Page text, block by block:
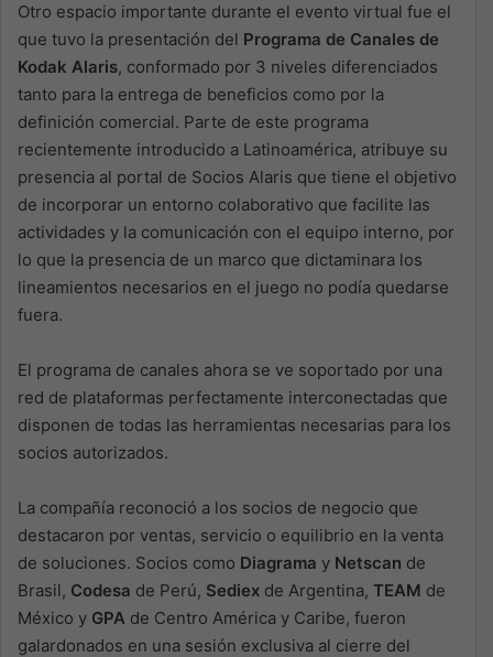
Otro espacio importante durante el evento virtual fue el
que tuvo la presentación del Programa de Canales de
Kodak Alaris, conformado por 3 niveles diferenciados
tanto para la entrega de beneficios como por la
definición comercial. Parte de este programa
recientemente introducido a Latinoamérica, atribuye su
presencia al portal de Socios Alaris que tiene el objetivo
de incorporar un entorno colaborativo que facilite las
actividades y la comunicación con el equipo interno, por
lo que la presencia de un marco que dictaminara los
lineamientos necesarios en el juego no podía quedarse
fuera.
El programa de canales ahora se ve soportado por una
red de plataformas perfectamente interconectadas que
disponen de todas las herramientas necesarias para los
socios autorizados.
La compañía reconoció a los socios de negocio que
destacaron por ventas, servicio o equilibrio en la venta
de soluciones. Socios como Diagrama y Netscan de
Brasil, Codesa de Perú, Sediex de Argentina, TEAM de
México y GPA de Centro América y Caribe, fueron
galardonados en una sesión exclusiva al cierre del